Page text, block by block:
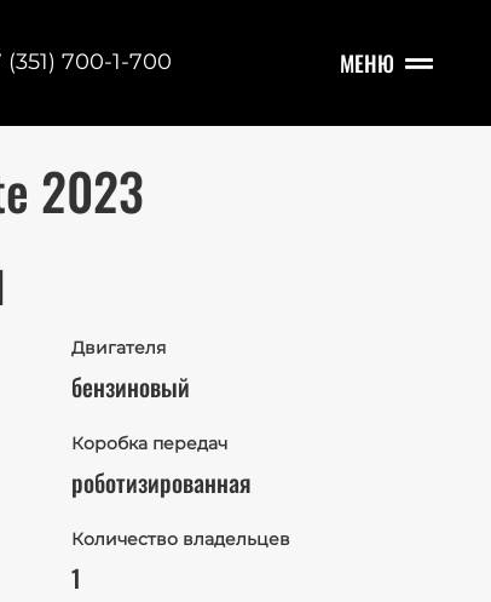
(351) 700-1-700 МЕНЮ
2023
Двигателя
бензиновый
Коробка передач
роботизированная
Количество владельцев
1